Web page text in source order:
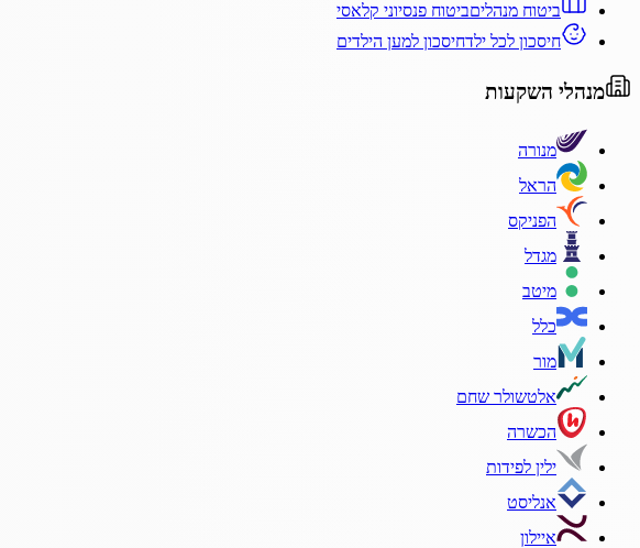
ביטוח מנהליםביטוח פנסיוני קלאסי
חיסכון לכל ילדחיסכון למען הילדים
מנהלי השקעות
מנורה
הראל
הפניקס
מגדל
מיטב
כלל
מור
אלטשולר שחם
הכשרה
ילין לפידות
אנליסט
איילון